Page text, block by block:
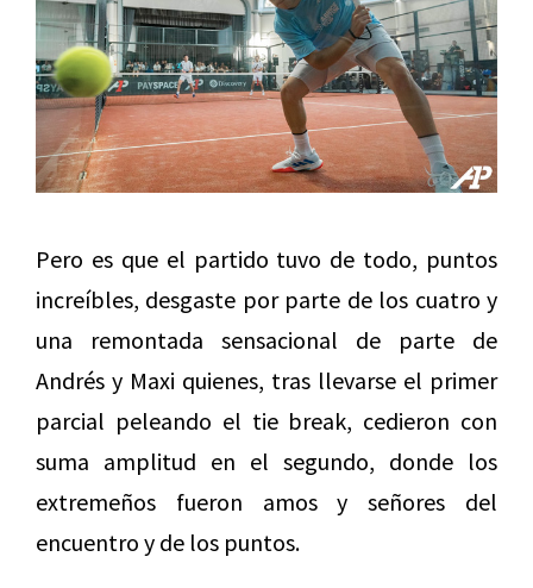
Pero es que el partido tuvo de todo, puntos
increíbles, desgaste por parte de los cuatro y
una remontada sensacional de parte de
Andrés y Maxi quienes, tras llevarse el primer
parcial peleando el tie break, cedieron con
suma amplitud en el segundo, donde los
extremeños fueron amos y señores del
encuentro y de los puntos.